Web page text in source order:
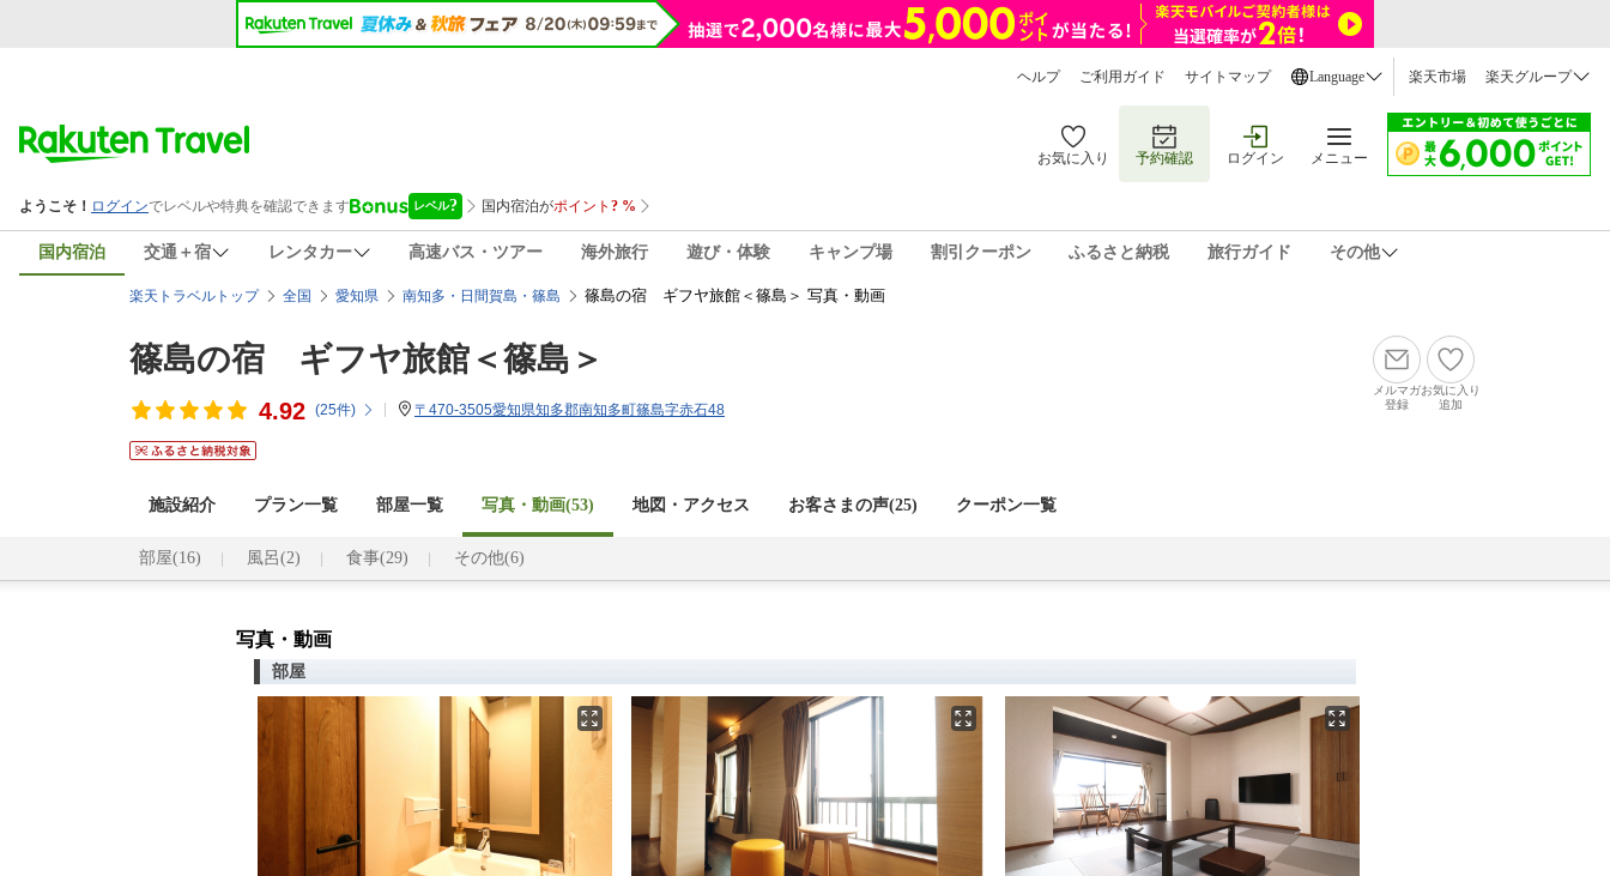
ヘルプ ご利用ガイド サイトマップ Language 楽天市場 楽天グループ
お気に入り 予約確認 ログイン メニュー
国内宿泊 交通＋宿 レンタカー 高速バス・ツアー 海外旅行 遊び・体験 キャンプ場 割引クーポン ふるさと納税 旅行ガイド その他
楽天トラベルトップ 全国 愛知県 南知多・日間賀島・篠島 篠島の宿 ギフヤ旅館＜篠島＞ 写真・動画
篠島の宿 ギフヤ旅館＜篠島＞
4.92 (25件) 〒470-3505愛知県知多郡南知多町篠島字赤石48
メルマガ
登録
お気に入り
追加
施設紹介 プラン一覧 部屋一覧 写真・動画(53) 地図・アクセス お客さまの声(25) クーポン一覧
部屋(16) 風呂(2) 食事(29) その他(6)
写真・動画
部屋